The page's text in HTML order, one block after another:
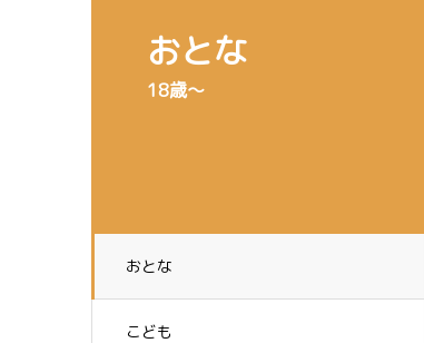
おとな
18歳〜
おとな
こども